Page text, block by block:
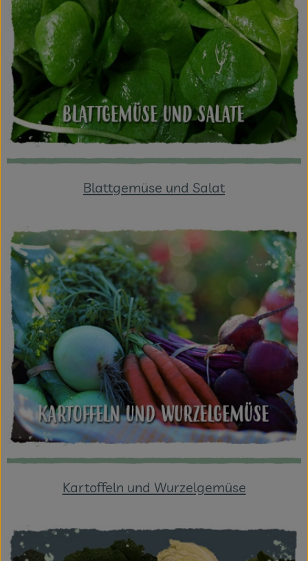
Blattgemüse und Salat
Kartoffeln und Wurzelgemüse